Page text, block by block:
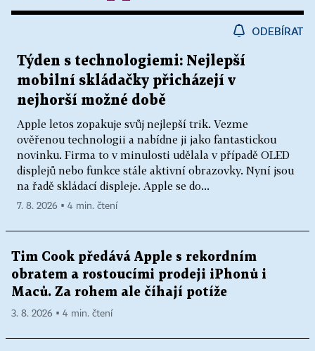
ODEBÍRAT
Týden s technologiemi: Nejlepší
mobilní skládačky přicházejí v
nejhorší možné době
Apple letos zopakuje svůj nejlepší trik. Vezme
ověřenou technologii a nabídne ji jako fantastickou
novinku. Firma to v minulosti udělala v případě OLED
displejů nebo funkce stále aktivní obrazovky. Nyní jsou
na řadě skládací displeje. Apple se do...
7. 8. 2026 ▪ 4 min. čtení
Tim Cook předává Apple s rekordním
obratem a rostoucími prodeji iPhonů i
Maců. Za rohem ale číhají potíže
3. 8. 2026 ▪ 4 min. čtení